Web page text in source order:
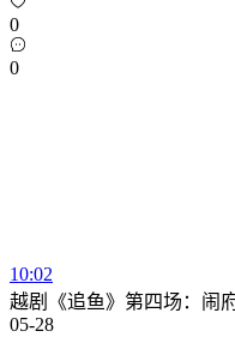
0
0
10:02
越剧《追鱼》第四场：闹
05-28